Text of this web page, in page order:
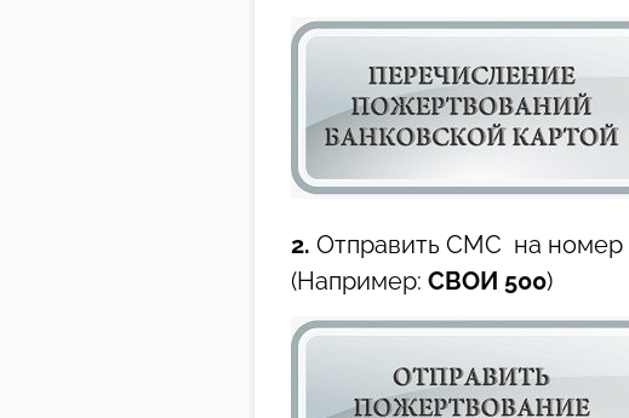
2. Отправить СМС на номер
(Например:СВОИ 500)